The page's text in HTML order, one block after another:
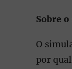
Sobre
O
por